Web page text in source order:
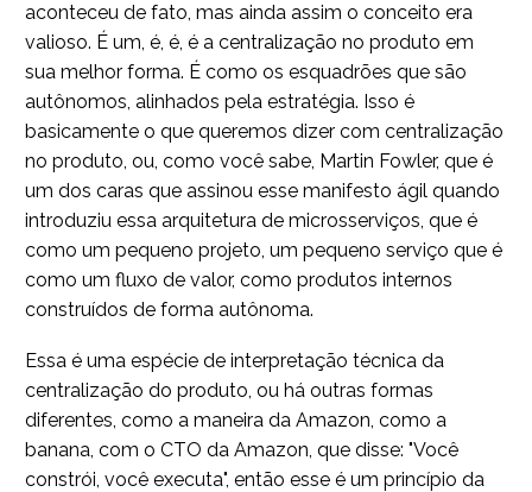
aconteceu de fato, mas ainda assim o conceito era
valioso. É um, é, é, é a centralização no produto em
sua melhor forma. É como os esquadrões que são
autônomos, alinhados pela estratégia. Isso é
basicamente o que queremos dizer com centralização
no produto, ou, como você sabe, Martin Fowler, que é
um dos caras que assinou esse manifesto ágil quando
introduziu essa arquitetura de microsserviços, que é
como um pequeno projeto, um pequeno serviço que é
como um fluxo de valor, como produtos internos
construídos de forma autônoma.
Essa é uma espécie de interpretação técnica da
centralização do produto, ou há outras formas
diferentes, como a maneira da Amazon, como a
banana, com o CTO da Amazon, que disse: "Você
constrói, você executa", então esse é um princípio da